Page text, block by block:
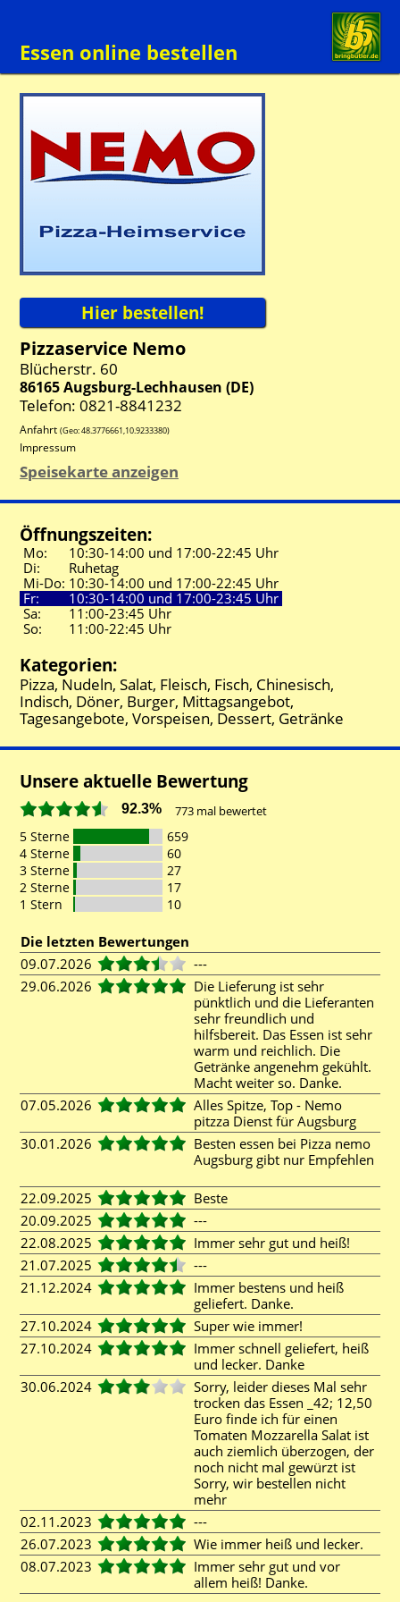
Essen online bestellen
Pizzaservice Nemo
Blücherstr. 60
86165Augsburg-Lechhausen (DE)
Telefon: 0821-8841232
Anfahrt (Geo:48.3776661,10.9233380)
Impressum
Speisekarte anzeigen
Öffnungszeiten:
Mo: 10:30-14:00 und 17:00-22:45 Uhr
Di:
Ruhetag
Mi-Do: 10:30-14:00 und 17:00-22:45 Uhr
Fr:
10:30-14:00 und 17:00-23:45 Uhr
Sa:
11:00-23:45 Uhr
So:
11:00-22:45 Uhr
Kategorien:
Pizza, Nudeln, Salat, Fleisch, Fisch, Chinesisch,
Indisch, Döner, Burger, Mittagsangebot,
Tagesangebote, Vorspeisen, Dessert, Getränke
Unsere aktuelle Bewertung
92.3% 773 mal bewertet
5 Sterne
659
4 Sterne
60
3 Sterne
27
2 Sterne
17
1 Stern
10
Die letzten Bewertungen
09.07.2026
---
29.06.2026
Die Lieferung ist sehr
pünktlich und die Lieferanten
sehr freundlich und
hilfsbereit. Das Essen ist sehr
warm und reichlich. Die
Getränke angenehm gekühlt.
Macht weiter so. Danke.
07.05.2026
Alles Spitze, Top - Nemo
pitzza Dienst für Augsburg
30.01.2026
Besten essen bei Pizza nemo
Augsburg gibt nur Empfehlen
22.09.2025
Beste
20.09.2025
---
22.08.2025
Immer sehr gut und heiß!
21.07.2025
---
21.12.2024
Immer bestens und heiß
geliefert. Danke.
27.10.2024
Super wie immer!
27.10.2024
Immer schnell geliefert, heiß
und lecker. Danke
30.06.2024
Sorry, leider dieses Mal sehr
trocken das Essen _42; 12,50
Euro finde ich für einen
Tomaten Mozzarella Salat ist
auch ziemlich überzogen, der
noch nicht mal gewürzt ist
Sorry, wir bestellen nicht
mehr
02.11.2023
---
26.07.2023
Wie immer heiß und lecker.
08.07.2023
Immer sehr gut und vor
allem heiß! Danke.